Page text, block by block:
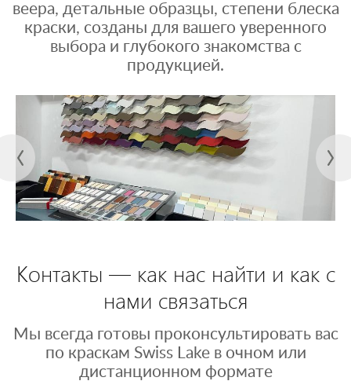
веера, детальные образцы, степени блеска
краски, созданы для вашего уверенного
выбора и глубокого знакомства с
продукцией.
Контакты — как нас найти и как с
нами связаться
Мы всегда готовы проконсультировать вас
по краскам Swiss Lake в очном или
дистанционном формате